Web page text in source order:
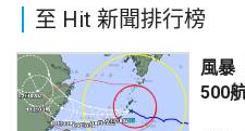
至 Hit 新聞排行榜
風暴
500